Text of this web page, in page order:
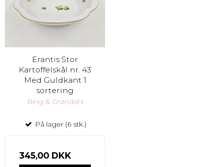
Erantis Stor
Kartoffelskål nr. 43
Med Guldkant 1
sortering
Bing & Grøndahl
På lager (6 stk.)
345,00 DKK